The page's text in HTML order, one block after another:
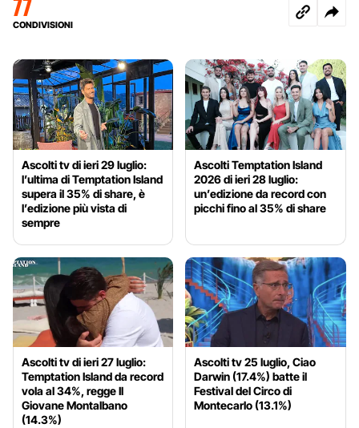
77
CONDIVISIONI
Ascolti tv di ieri 29 luglio:
l’ultima di Temptation Island
supera il 35% di share, è
l’edizione più vista di
sempre
Ascolti Temptation Island
2026 di ieri 28 luglio:
un’edizione da record con
picchi fino al 35% di share
Ascolti tv di ieri 27 luglio:
Temptation Island da record
vola al 34%, regge Il
Giovane Montalbano
(14.3%)
Ascolti tv 25 luglio, Ciao
Darwin (17.4%) batte il
Festival del Circo di
Montecarlo (13.1%)